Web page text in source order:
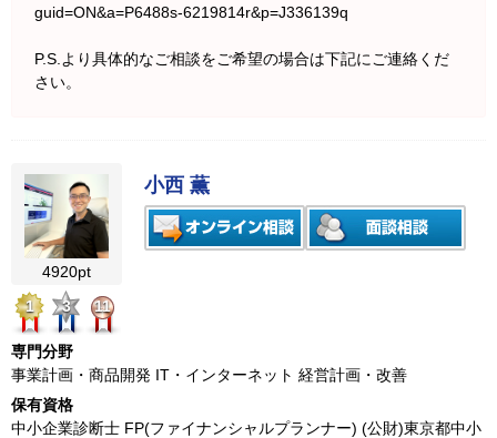
guid=ON&a=P6488s-6219814r&p=J336139q
P.S.より具体的なご相談をご希望の場合は下記にご連絡くだ
さい。
4920pt
1
3 11
小西 薫
専門分野
事業計画・商品開発 IT・インターネット 経営計画・改善
保有資格
中小企業診断士 FP(ファイナンシャルプランナー) (公財)東京都中小